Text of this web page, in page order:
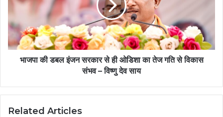
भाजपा की डबल इंजन सरकार से ही ओडिशा का तेज गति से विकास
संभव – विष्णु देव साय
Related Articles